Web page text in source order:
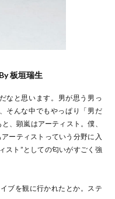
板垣瑞生
なと思います。男が思う男っ
そんな中でもやっぱり「男だ
、顕嵐はアーティスト。僕、
ーティストっていう分野に入
スト”としての匂いがすごく強
ブを観に行かれたとか。ステ